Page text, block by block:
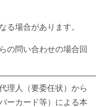
る場合があります。
の問い合わせの場合回
理人（要委任状）から
ーカード等）による本